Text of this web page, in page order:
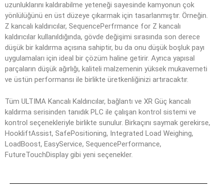
uzunluklarını kaldırabilme yeteneği sayesinde kamyonun çok
yönlülüğünü en üst düzeye çıkarmak için tasarlanmıştır. Örneğin.
Z kancalı kaldırıcılar, SequencePerfrmance for Z kancalı
kaldırıcılar kullanıldığında, gövde değişimi sırasında son derece
düşük bir kaldırma açısına sahiptir, bu da onu düşük boşluk payı
uygulamaları için ideal bir çözüm haline getirir. Ayrıca yapısal
parçaların düşük ağırlığı, kaliteli malzemenin yüksek mukavemeti
ve üstün performansı ile birlikte üretkenliğinizi artıracaktır.
Tüm ULTIMA Kancalı Kaldırıcılar, bağlantı ve XR Güç kancalı
kaldırma serisinden tanıdık PLC ile çalışan kontrol sistemi ve
kontrol seçenekleriyle birlikte sunulur. Birkaçını saymak gerekirse,
HookliftAssist, SafePositioning, Integrated Load Weighing,
LoadBoost, EasyService, SequencePerformance,
FutureTouchDisplay gibi yeni seçenekler.